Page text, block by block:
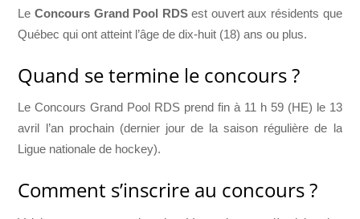
Le Concours Grand Pool RDSest ouvert aux résidents que
Québec qui ont atteint l’âge de dix-huit (18) ans ou plus.
Quand se termine le concours ?
Le Concours Grand Pool RDS prend fin à 11 h 59 (HE) le 13
avril l’an prochain (dernier jour de la saison régulière de la
Ligue nationale de hockey).
Comment s’inscrire au concours ?